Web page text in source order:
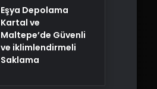
Eşya Depolama
Kartal ve
Maltepe’de Güvenli
ve iklimlendirmeli
Saklama